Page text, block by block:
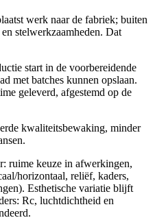
werk naar de fabriek; buiten
stelwerkzaamheden. Dat
start in de voorbereidende
met batches kunnen opslaan.
geleverd, afgestemd op de
kwaliteitsbewaking, minder
ruime keuze in afwerkingen,
horizontaal, reliëf, kaders,
Esthetische variatie blijft
Rc, luchtdichtheid en